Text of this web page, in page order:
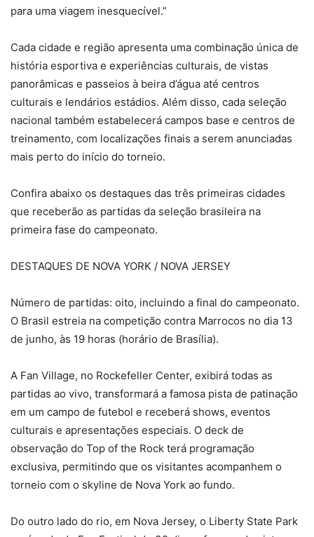
para uma viagem inesquecível.”
Cada cidade e região apresenta uma combinação única de
história esportiva e experiências culturais, de vistas
panorâmicas e passeios à beira d’água até centros
culturais e lendários estádios. Além disso, cada seleção
nacional também estabelecerá campos base e centros de
treinamento, com localizações finais a serem anunciadas
mais perto do início do torneio.
Confira abaixo os destaques das três primeiras cidades
que receberão as partidas da seleção brasileira na
primeira fase do campeonato.
DESTAQUES DE NOVA YORK / NOVA JERSEY
Número de partidas: oito, incluindo a final do campeonato​.
O Brasil estreia na competição contra Marrocos no dia 13
de junho, às 19 horas (horário de Brasília).
A Fan Village, no Rockefeller Center, exibirá todas as
partidas ao vivo, transformará a famosa pista de patinação
em um campo de futebol e receberá shows, eventos
culturais e apresentações especiais. O deck de
observação do Top of the Rock terá programação
exclusiva, permitindo que os visitantes acompanhem o
torneio com o skyline de Nova York ao fundo.​
Do outro lado do rio, em Nova Jersey, o Liberty State Park